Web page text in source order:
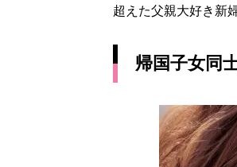
超えた父親大好き新
帰国子女同